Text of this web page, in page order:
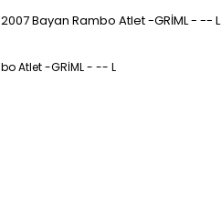
Bayan Rambo Atlet -GRİML - -- L